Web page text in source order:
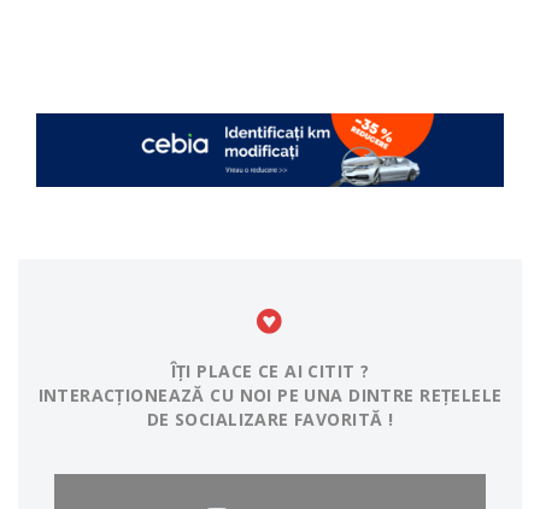
ÎȚI PLACE CE AI CITIT ?
INTERACȚIONEAZĂ CU NOI PE UNA DINTRE REȚELELE
DE SOCIALIZARE FAVORITĂ !